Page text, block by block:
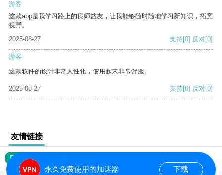
游客
这款app是我学习路上的良师益友，让我能够随时随地学习新知识，拓宽
视野。
2025-08-27
支持[0] 反对[0]
游客
这款软件的设计非常人性化，使用起来非常舒服。
2025-08-27 支持[0] 反对[0]
友情链接
网站地图
永久免费使用的加速器 下载